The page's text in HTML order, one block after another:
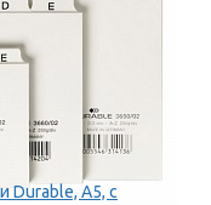
Durable, A5, с